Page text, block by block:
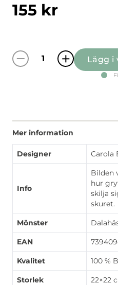
155 kr
Nusnäs svartLägg i
Mer information
Designer Carola
Info
Bilden
hur
skilja
skuret.
Mönster
EAN
Kvalitet 100 %
Storlek 22×22